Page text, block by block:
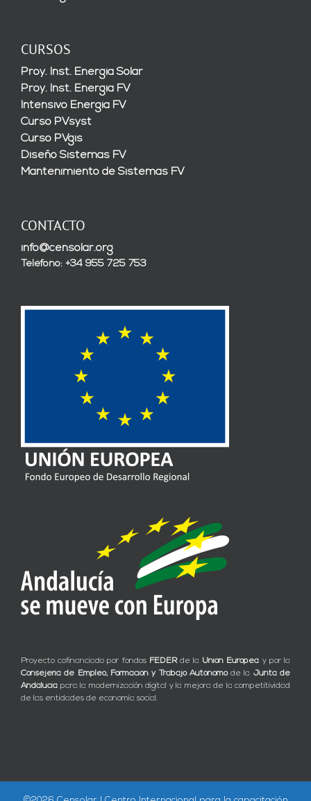
CURSOS
Proy. Inst. Energía Solar
Proy. Inst. Energía FV
Intensivo Energía FV
Curso PVsyst
Curso PVgis
Diseño Sistemas FV
Mantenimiento de Sistemas FV
CONTACTO
info@censolar.org
Teléfono: +34 955 725 753
Proyecto cofinanciado por fondos FEDERde la Unión Europea y por la
Consejería de Empleo, Formación y Trabajo Autónomode la Junta de
Andalucía para la modernización digital y la mejora de la competitividad
de las entidades de economía social.